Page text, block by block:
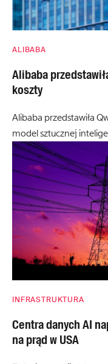
ALIBABA
Alibaba
koszty
Alibaba przedstawiła
model sztucznej
INFRASTRUKTURA
Centra danych AI
na prąd w USA